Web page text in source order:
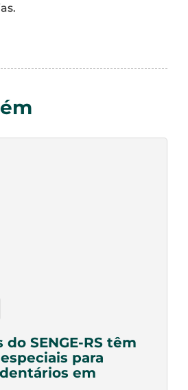
do SENGE-RS têm
para
em